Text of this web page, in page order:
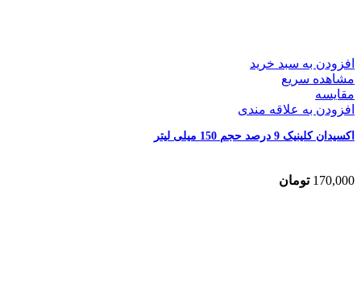
افزودن به سبد خرید
مشاهده سریع
مقایسه
افزودن به علاقه مندی
اکسیدان کلینیک 9 درصد حجم 150 میلی لیتر
170,000 تومان